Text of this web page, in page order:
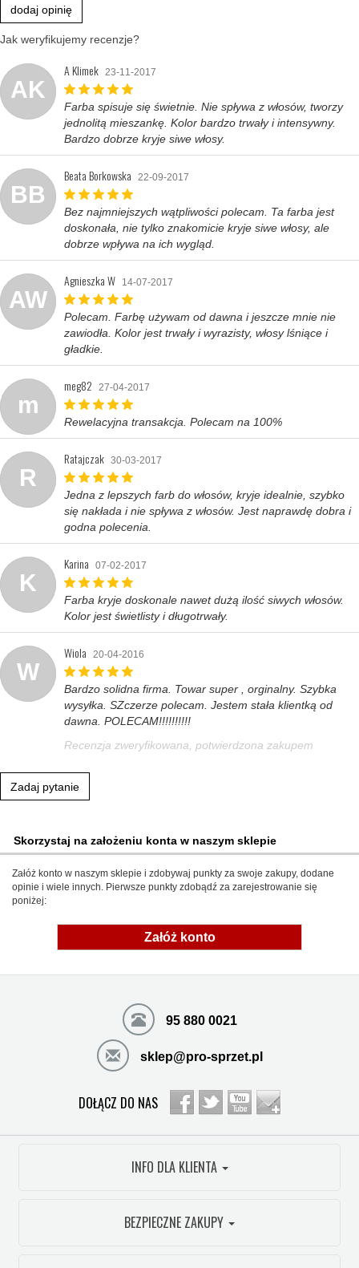
dodaj opinię
Jak weryfikujemy recenzje?
AK
A Klimek 23-11-2017
Farba spisuje się świetnie. Nie spływa z włosów, tworzy
jednolitą mieszankę. Kolor bardzo trwały i intensywny.
Bardzo dobrze kryje siwe włosy.
BB
Beata Borkowska 22-09-2017
Bez najmniejszych wątpliwości polecam. Ta farba jest
doskonała, nie tylko znakomicie kryje siwe włosy, ale
dobrze wpływa na ich wygląd.
AW
Agnieszka W 14-07-2017
Polecam. Farbę używam od dawna i jeszcze mnie nie
zawiodła. Kolor jest trwały i wyrazisty, włosy lśniące i
gładkie.
m
meg82 27-04-2017
Rewelacyjna transakcja. Polecam na 100%
R
Ratajczak 30-03-2017
Jedna z lepszych farb do włosów, kryje idealnie, szybko
się nakłada i nie spływa z włosów. Jest naprawdę dobra i
godna polecenia.
K
Karina 07-02-2017
Farba kryje doskonale nawet dużą ilość siwych włosów.
Kolor jest świetlisty i długotrwały.
W
Wiola 20-04-2016
Bardzo solidna firma. Towar super , orginalny. Szybka
wysyłka. SZczerze polecam. Jestem stała klientką od
dawna. POLECAM!!!!!!!!!!
Recenzja zweryfikowana, potwierdzona zakupem
Zadaj pytanie
Skorzystaj na założeniu konta w naszym sklepie
Załóż konto w naszym sklepie i zdobywaj punkty za swoje zakupy, dodane
opinie i wiele innych. Pierwsze punkty zdobądź za zarejestrowanie się
poniżej:
Załóż konto
95 880 0021
sklep@pro-sprzet.pl
DOŁĄCZ DO NAS
INFO DLA KLIENTA
BEZPIECZNE ZAKUPY